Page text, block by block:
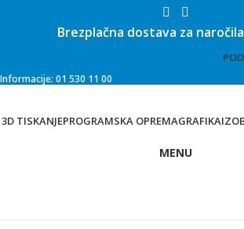
Brezplačna dostava za
Informacije: 01 530 11 00
3D TISKANJEPROGRAMSKA OPREMAGRAFIKA
MENU